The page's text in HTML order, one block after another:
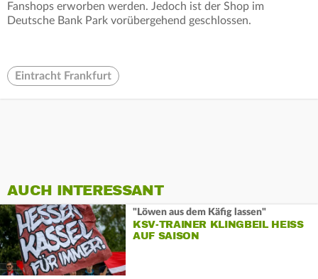
Fanshops erworben werden. Jedoch ist der Shop im
Deutsche Bank Park vorübergehend geschlossen.
Eintracht Frankfurt
AUCH INTERESSANT
"Löwen aus dem Käfig lassen"
KSV-TRAINER KLINGBEIL HEISS A
UF SAISON